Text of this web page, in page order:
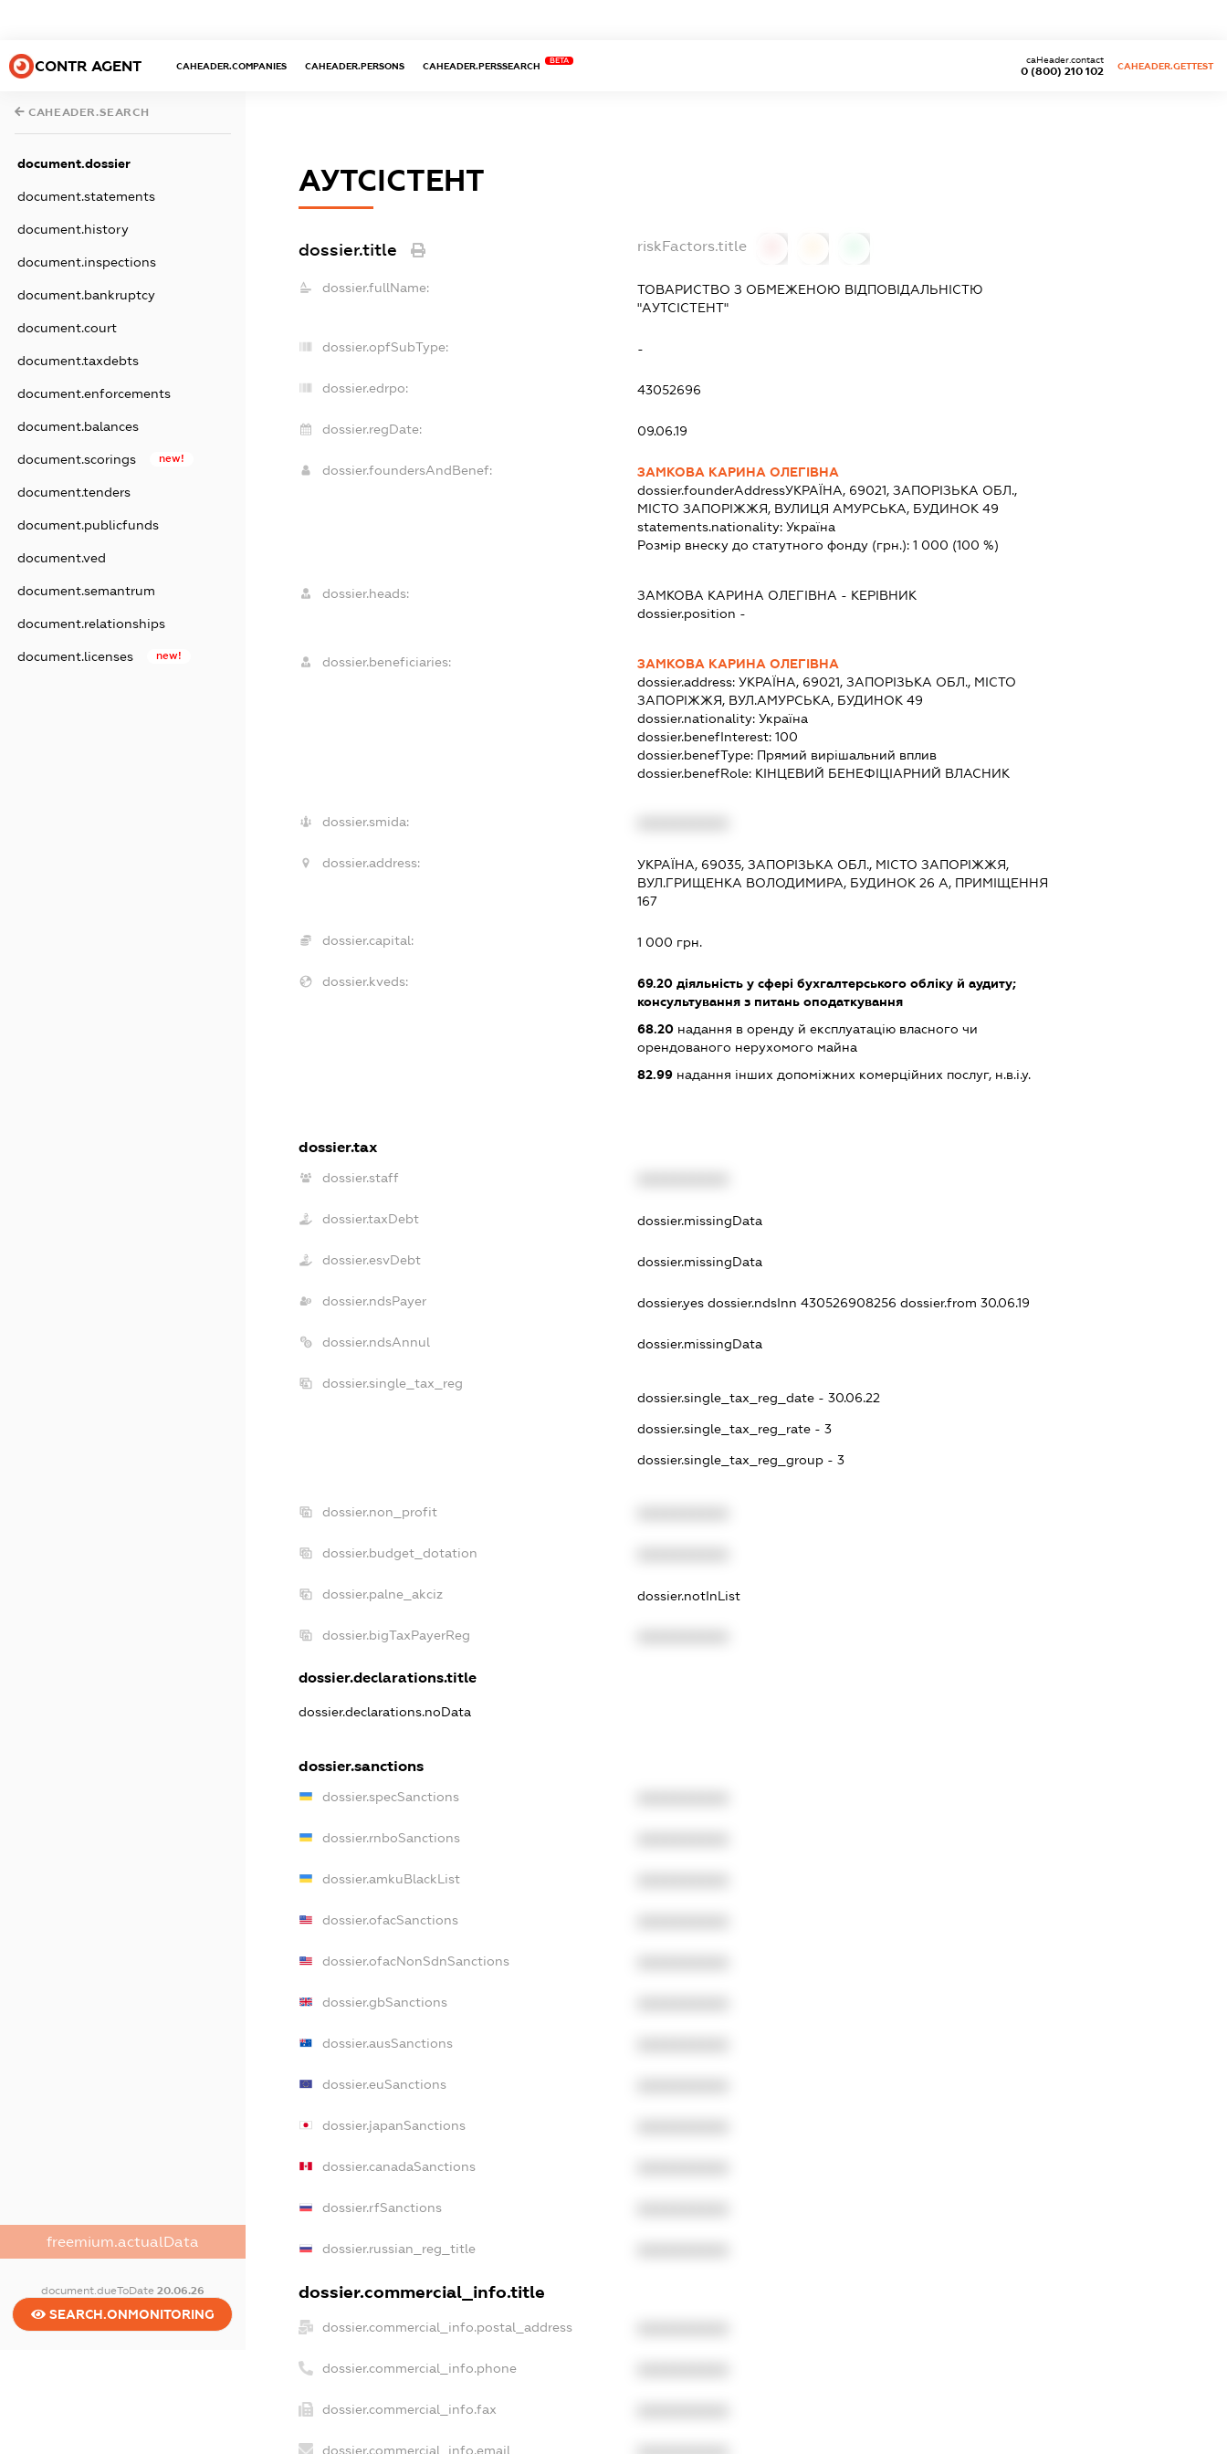
CONTR AGENT CAHEADER.COMPANIES CAHEADER.PERSONS CAHEADER.PERSSEARCH
BETA
0 (800) 210 102
caHeader.contact
CAHEADER.GETTEST
CAHEADER.SEARCH
document.dossier
document.statements
document.history
document.inspections
document.bankruptcy
document.court
document.taxdebts
document.enforcements
document.balances
document.scorings new!
document.tenders
document.publicfunds
document.ved
document.semantrum
document.relationships
document.licenses new!
freemium.actualData
document.dueToDate 20.06.26
SEARCH.ONMONITORING
АУТСІСТЕНТ
dossier.title riskFactors.title
dossier.fullName:
ТОВАРИСТВО З ОБМЕЖЕНОЮ ВІДПОВІДАЛЬНІСТЮ
"АУТСІСТЕНТ"
dossier.opfSubType: -
dossier.edrpo: 43052696
dossier.regDate: 09.06.19
dossier.foundersAndBenef:
ЗАМКОВА КАРИНА ОЛЕГІВНА
dossier.founderAddressУКРАЇНА, 69021, ЗАПОРІЗЬКА ОБЛ.,
МІСТО ЗАПОРІЖЖЯ, ВУЛИЦЯ АМУРСЬКА, БУДИНОК 49
statements.nationality: Україна
Розмір внеску до статутного фонду (грн.): 1 000 (100 %)
dossier.heads: ЗАМКОВА КАРИНА ОЛЕГІВНА - КЕРІВНИК
dossier.position -
dossier.beneficiaries:
ЗАМКОВА КАРИНА ОЛЕГІВНА
dossier.address: УКРАЇНА, 69021, ЗАПОРІЗЬКА ОБЛ., МІСТО
ЗАПОРІЖЖЯ, ВУЛ.АМУРСЬКА, БУДИНОК 49
dossier.nationality: Україна
dossier.benefInterest: 100
dossier.benefType: Прямий вирішальний вплив
dossier.benefRole: КІНЦЕВИЙ БЕНЕФІЦІАРНИЙ ВЛАСНИК
dossier.smida:
dossier.address:
УКРАЇНА, 69035, ЗАПОРІЗЬКА ОБЛ., МІСТО ЗАПОРІЖЖЯ,
ВУЛ.ГРИЩЕНКА ВОЛОДИМИРА, БУДИНОК 26 А, ПРИМІЩЕННЯ
167
dossier.capital: 1 000 грн.
dossier.kveds: 69.20діяльність у сфері бухгалтерського обліку й аудиту;
консультування з питань оподаткування
68.20надання в оренду й експлуатацію власного чи
орендованого нерухомого майна
82.99надання інших допоміжних комерційних послуг, н.в.і.у.
dossier.tax
dossier.staff
dossier.taxDebt dossier.missingData
dossier.esvDebt dossier.missingData
dossier.ndsPayer dossier.yes dossier.ndsInn 430526908256 dossier.from 30.06.19
dossier.ndsAnnul dossier.missingData
dossier.single_tax_reg
dossier.single_tax_reg_date - 30.06.22
dossier.single_tax_reg_rate - 3
dossier.single_tax_reg_group - 3
dossier.non_profit
dossier.budget_dotation
dossier.palne_akciz dossier.notInList
dossier.bigTaxPayerReg
dossier.declarations.title
dossier.declarations.noData
dossier.sanctions
dossier.specSanctions
dossier.rnboSanctions
dossier.amkuBlackList
dossier.ofacSanctions
dossier.ofacNonSdnSanctions
dossier.gbSanctions
dossier.ausSanctions
dossier.euSanctions
dossier.japanSanctions
dossier.canadaSanctions
dossier.rfSanctions
dossier.russian_reg_title
dossier.commercial_info.title
dossier.commercial_info.postal_address
dossier.commercial_info.phone
dossier.commercial_info.fax
dossier.commercial_info.email